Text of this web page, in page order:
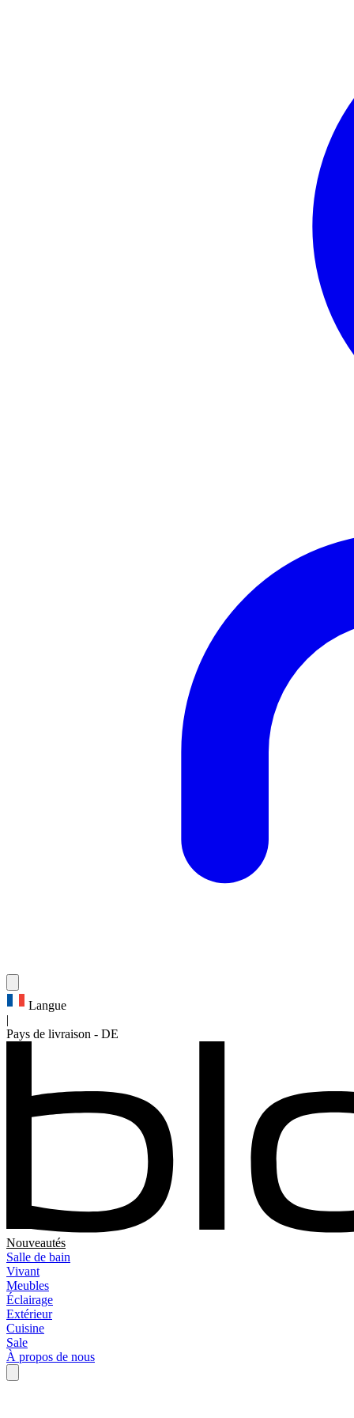
Langue
Pays de livraison - DE
Nouveautés
Salle de bain
Vivant
Meubles
Éclairage
Extérieur
Cuisine
Sale
À propos de nous